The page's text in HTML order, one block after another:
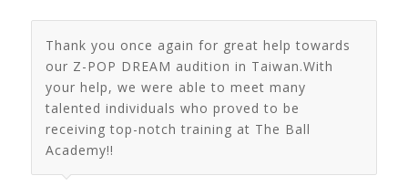
Thank you once again for great help towards
our Z-POP DREAM audition in Taiwan.With
your help, we were able to meet many
talented individuals who proved to be
receiving top-notch training at The Ball
Academy!!